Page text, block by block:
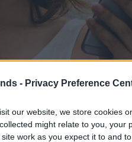
- Privacy Preference
our website, we store cookies
might relate to you, your
work as you expect it to and
iPhone 8 Plus con un